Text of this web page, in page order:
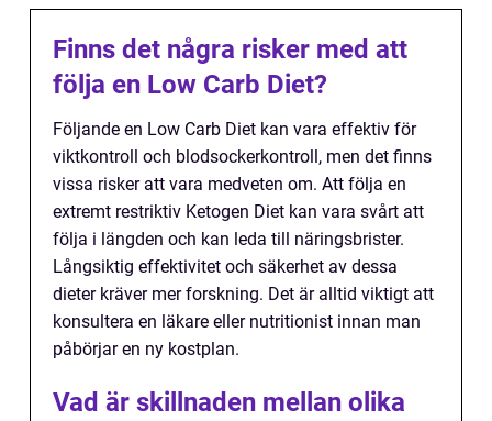
Finns det några risker med att
följa en Low Carb Diet?
Följande en Low Carb Diet kan vara effektiv för
viktkontroll och blodsockerkontroll, men det finns
vissa risker att vara medveten om. Att följa en
extremt restriktiv Ketogen Diet kan vara svårt att
följa i längden och kan leda till näringsbrister.
Långsiktig effektivitet och säkerhet av dessa
dieter kräver mer forskning. Det är alltid viktigt att
konsultera en läkare eller nutritionist innan man
påbörjar en ny kostplan.
Vad är skillnaden mellan olika